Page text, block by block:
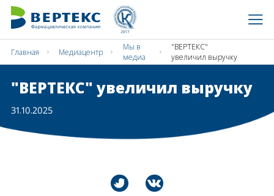
Главная Медиацентр
Мы в
медиа
"ВЕРТЕКС"
увеличил выручку
"ВЕРТЕКС" увеличил выручку
31.10.2025